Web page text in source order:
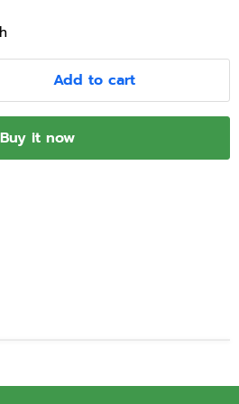
Add to cart
Buy it now